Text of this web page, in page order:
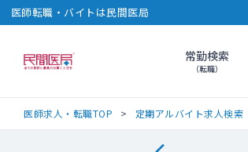
医師転職・バイトは民間医局
民間医局常勤検索
（転職）
医師求人・転職TOP 定期アルバイト求人検索